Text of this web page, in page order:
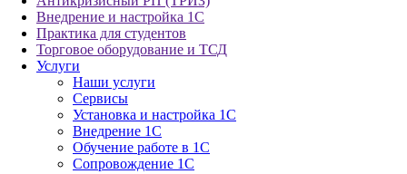
Внедрение и настройка 1С
Практика для студентов
Торговое оборудование и ТСД
Услуги
Наши услуги
Сервисы
Установка и настройка 1С
Внедрение 1С
Обучение работе в 1С
Сопровождение 1С